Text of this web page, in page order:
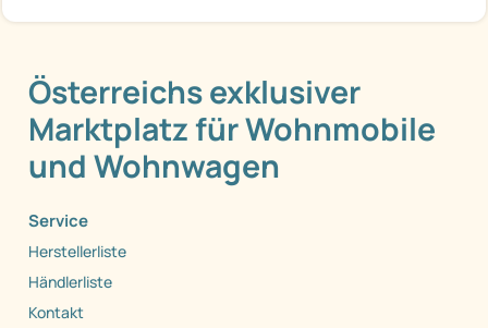
Österreichs exklusiver
Marktplatz für Wohnmobile
und Wohnwagen
Service
Herstellerliste
Händlerliste
Kontakt